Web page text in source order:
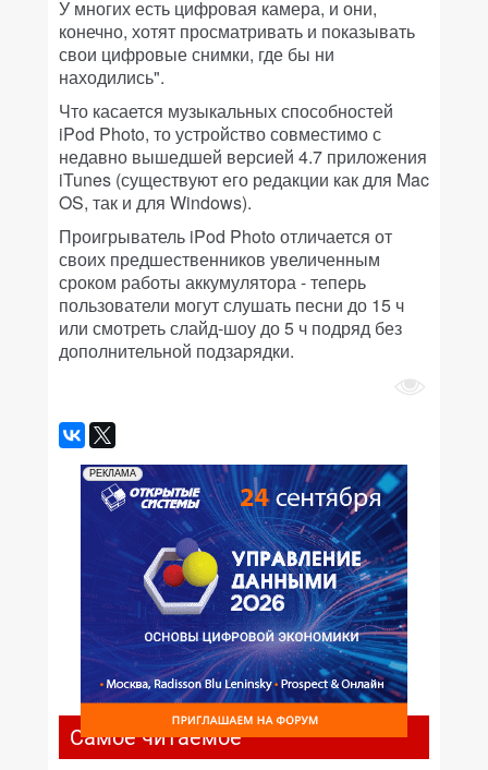
У многих есть цифровая камера, и они,
конечно, хотят просматривать и показывать
свои цифровые снимки, где бы ни
находились".
Что касается музыкальных способностей
iPod Photo, то устройство совместимо с
недавно вышедшей версией 4.7 приложения
iTunes (существуют его редакции как для Mac
OS, так и для Windows).
Проигрыватель iPod Photo отличается от
своих предшественников увеличенным
сроком работы аккумулятора - теперь
пользователи могут слушать песни до 15 ч
или смотреть слайд-шоу до 5 ч подряд без
дополнительной подзарядки.
РЕКЛАМА
Самое читаемое